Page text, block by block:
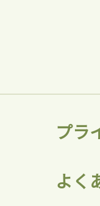
プラ
よく